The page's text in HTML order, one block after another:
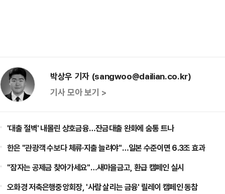
박상우 기자 (sangwoo@dailian.co.kr)
기사 모아 보기 >
'대출 절벽' 내몰린 상호금융…잔금대출 완화에 숨통 트나
한은 "관광객 수보다 체류·지출 늘려야"…일본 수준이면 6.3조 효과
"잠자는 공제금 찾아가세요"…새마을금고, 환급 캠페인 실시
오화경 저축은행중앙회장, '사람 살리는 금융' 릴레이 캠페인 동참